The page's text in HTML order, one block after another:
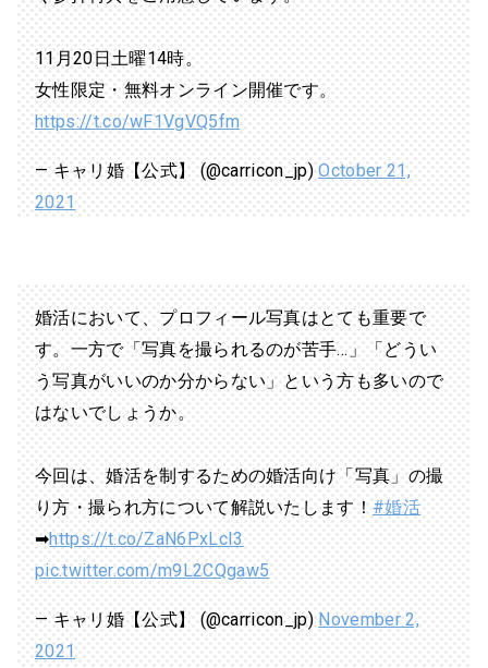
11月20日土曜14時。
女性限定・無料オンライン開催です。
https://t.co/wF1VgVQ5fm
— キャリ婚【公式】 (@carricon_jp)October 21,
2021
婚活において、プロフィール写真はとても重要で
す。一方で「写真を撮られるのが苦手…」「どうい
う写真がいいのか分からない」という方も多いので
はないでしょうか。
今回は、婚活を制するための婚活向け「写真」の撮
り方・撮られ方について解説いたします！#婚活
➡https://t.co/ZaN6PxLcI3
pic.twitter.com/m9L2CQgaw5
— キャリ婚【公式】 (@carricon_jp)November 2,
2021